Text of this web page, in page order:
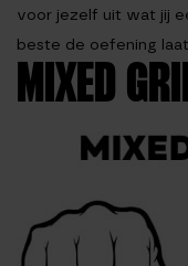
voor jezelf uit wat jij
beste de oefening
MIXED